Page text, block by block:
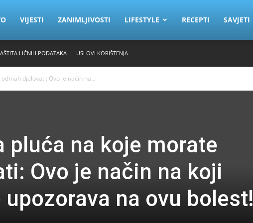
VIJESTI ZANIMLJIVOSTI LIFESTYLE RECEPTI SAVJETI
LIČNIH PODATAKA USLOVI KORIŠTENJA
djelovati: Ovo je način na...
pluća na koje morate
Ovo je način na koji
na ovu bolest!